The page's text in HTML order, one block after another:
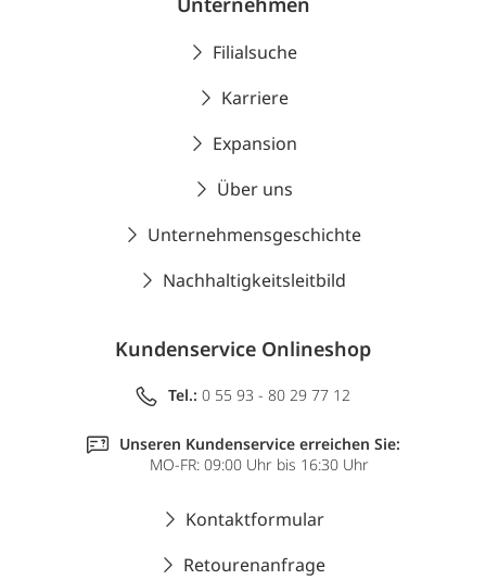
Filialsuche
Karriere
Expansion
Über uns
Unternehmensgeschichte
Nachhaltigkeitsleitbild
Kundenservice Onlineshop
Tel.: 0 55 93 - 80 29 77 12
Unseren Kundenservice erreichen Sie:
MO-FR: 09:00 Uhr bis 16:30 Uhr
Kontaktformular
Retourenanfrage